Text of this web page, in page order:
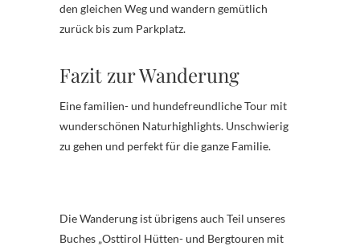
den gleichen Weg und wandern gemütlich
zurück bis zum Parkplatz.
Fazit zur Wanderung
Eine familien- und hundefreundliche Tour mit
wunderschönen Naturhighlights. Unschwierig
zu gehen und perfekt für die ganze Familie.
Die Wanderung ist übrigens auch Teil unseres
Buches „Osttirol Hütten- und Bergtouren mit